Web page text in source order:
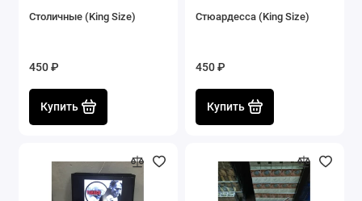
Столичные (King Size)
450 ₽
Купить
Стюардесса (King Size)
450 ₽
Купить